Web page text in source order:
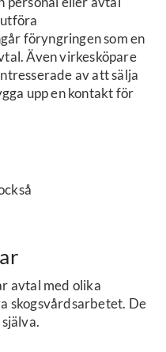
föryngringen som en
Även virkesköpare
av att sälja
upp en kontakt för
avtal med olika
skogsvårdsarbetet. De